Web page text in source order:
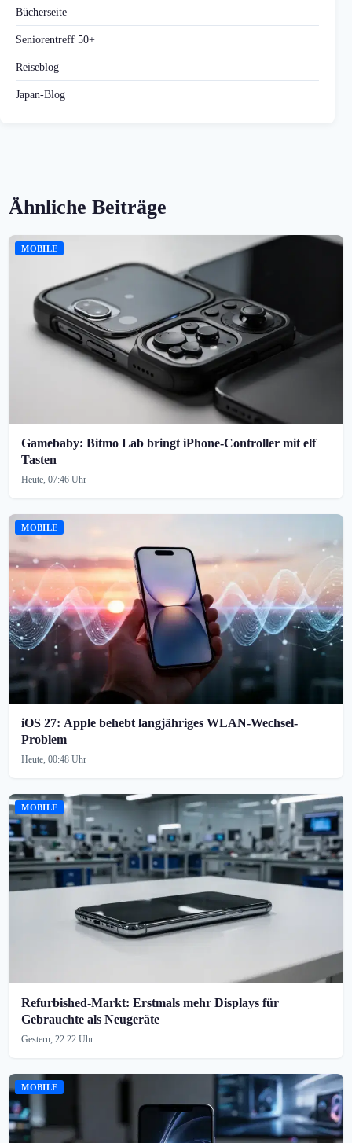
Bücherseite
Seniorentreff 50+
Reiseblog
Japan-Blog
Ähnliche Beiträge
MOBILE
Gamebaby: Bitmo Lab bringt iPhone-Controller mit elf
Tasten
Heute, 07:46 Uhr
MOBILE
iOS 27: Apple behebt langjähriges WLAN-Wechsel-
Problem
Heute, 00:48 Uhr
MOBILE
Refurbished-Markt: Erstmals mehr Displays für
Gebrauchte als Neugeräte
Gestern, 22:22 Uhr
MOBILE